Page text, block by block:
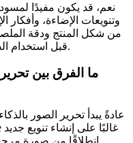
نعم، قد يكون مفيدًا
وتنويعات الإضاءة، وأفكار
من شكل المنتج ودقة
قبل استخدام الصورة في التجارة الإلكترونية أو الإعلان.
ما الفرق بين
عادةً يبدأ تحرير الصور